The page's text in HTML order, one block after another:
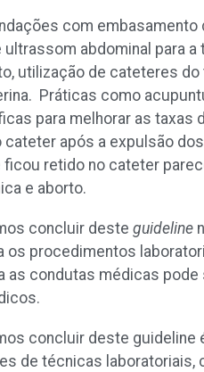
com
ultrassom abdominal para
utilização de cateteres do
Práticas como
para melhorar as
cateter após a expulsão
ficou retido no cateter
e aborto.
concluir deste guideline
os procedimentos
as condutas médicas
concluir deste
de técnicas